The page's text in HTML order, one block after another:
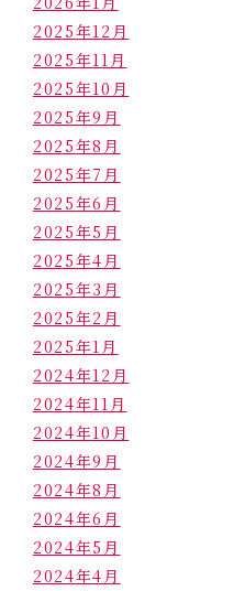
2025年12月
2025年11月
2025年10月
2025年9月
2025年8月
2025年7月
2025年6月
2025年5月
2025年4月
2025年3月
2025年2月
2025年1月
2024年12月
2024年11月
2024年10月
2024年9月
2024年8月
2024年6月
2024年5月
2024年4月